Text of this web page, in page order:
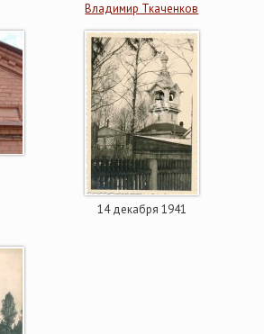
Владимир Ткаченков
14 декабря 1941